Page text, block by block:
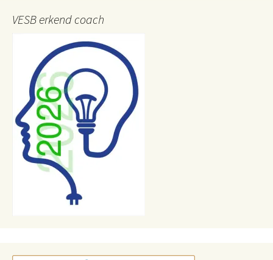
VESB erkend coach